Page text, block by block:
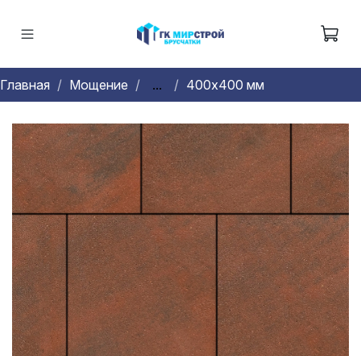
Главная Мощение ... 400х400 мм